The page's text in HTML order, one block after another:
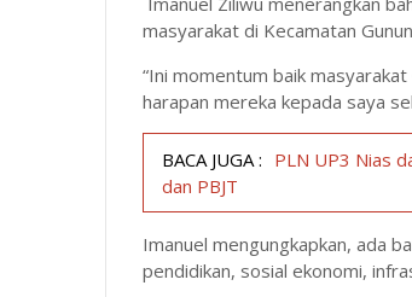
masyarakat di Kecamatan
“Ini momentum baik
harapan mereka kepada saya
BACA JUGA : PLN UP3 Nias
dan PBJT
Imanuel mengungkapkan, ada
pendidikan, sosial ekonomi,